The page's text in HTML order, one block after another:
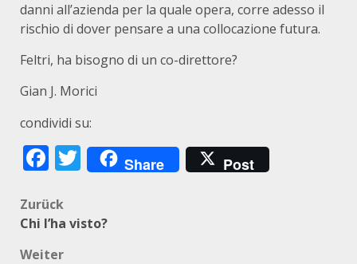
danni all’azienda per la quale opera, corre adesso il
rischio di dover pensare a una collocazione futura.
Feltri, ha bisogno di un co-direttore?
Gian J. Morici
condividi su:
Facebook
Twitter
Share Post
Beitragsnavigation
Zurück
Chi l’ha visto?
Weiter